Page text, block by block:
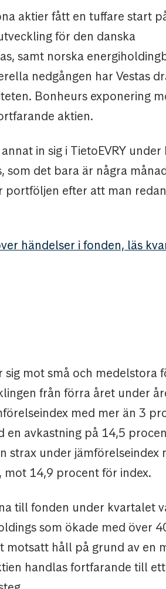
aktier fått en tuffare start
för den danska
samt norska
nedgången har Vestas
Bonheurs exponering
aktien.
in sig i TietoEVRY
som det bara är några
portföljen efter att man
händelser i fonden, läs
sig mot små och medelstora
från förra året under
med mer än 3
avkastning på 14,5
strax under jämförelseindex
14,9 procent för index.
till fonden under kvartalet
som ökade med över
motsatt håll på grund av en
handlas fortfarande till